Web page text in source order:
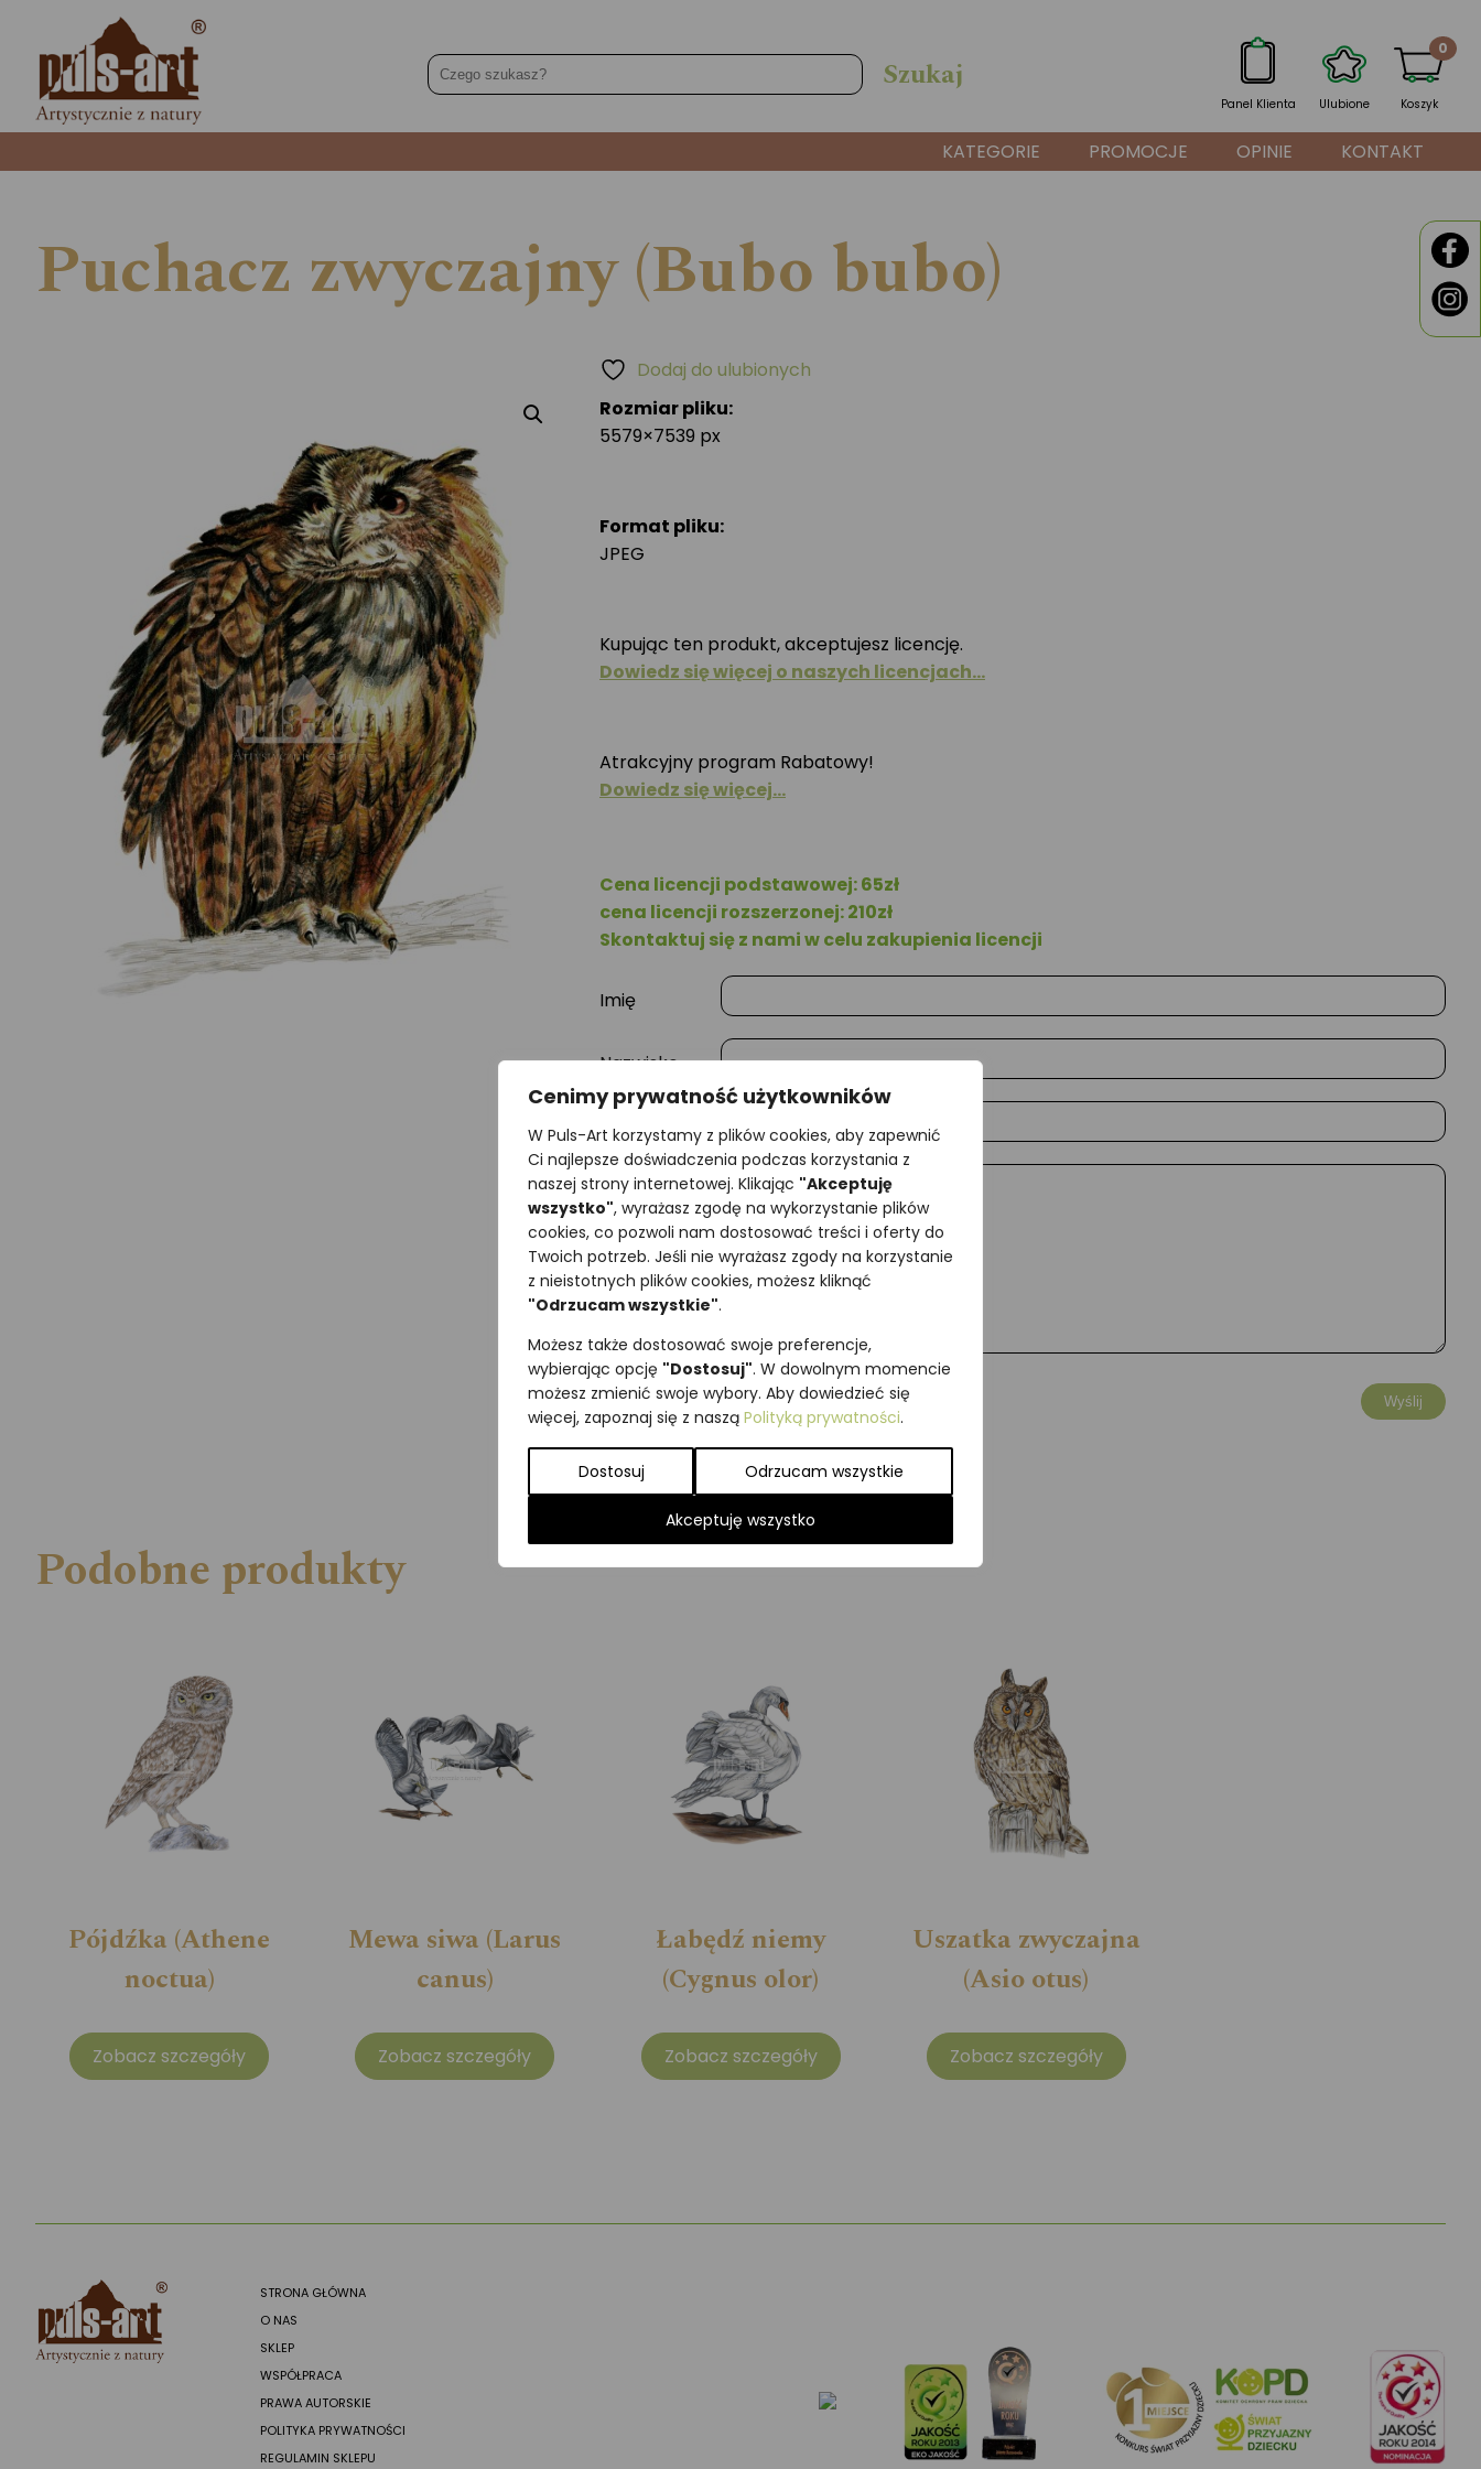
Cenimy prywatność użytkowników
W Puls-Art korzystamy z plików cookies, aby zapewnić
Ci najlepsze doświadczenia podczas korzystania z
naszej strony internetowej. Klikając "Akceptuję
wszystko", wyrażasz zgodę na wykorzystanie plików
cookies, co pozwoli nam dostosować treści i oferty do
Twoich potrzeb. Jeśli nie wyrażasz zgody na korzystanie
z nieistotnych plików cookies, możesz kliknąć
"Odrzucam wszystkie".
Możesz także dostosować swoje preferencje,
wybierając opcję "Dostosuj". W dowolnym momencie
możesz zmienić swoje wybory. Aby dowiedzieć się
więcej, zapoznaj się z naszą Polityką prywatności.
Dostosuj Odrzucam wszystkie
Akceptuję wszystko
Panel Klienta Ulubione Koszyk
0
KATEGORIE PROMOCJE OPINIE KONTAKT
Puchacz zwyczajny (Bubo bubo)
Rozmiar pliku:
5579×7539 px
Format pliku:
JPEG
Kupując ten produkt, akceptujesz licencję.
Dowiedz się więcej o naszych licencjach…
Atrakcyjny program Rabatowy!
Dowiedz się więcej…
Cena licencji podstawowej: 65zł
cena licencji rozszerzonej: 210zł
Skontaktuj się z nami w celu zakupienia licencji
Imię
Nazwisko
E-mail
Wiadomość
Dodaj do ulubionych
Najniższa cena z ostatnich 30 dni:65,00zł
SKU:Brak danych
Kategorie:ILUSTRACJE,Ptaki,Sowy
Podobne produkty
Pójdźka (Athene
noctua)
Zobacz szczegóły
Mewa siwa (Larus
canus)
Zobacz szczegóły
Łabędź niemy
(Cygnus olor)
Zobacz szczegóły
Uszatka zwyczajna
(Asio otus)
Zobacz szczegóły
STRONA GŁÓWNA
O NAS
SKLEP
WSPÓŁPRACA
PRAWA AUTORSKIE
POLITYKA PRYWATNOŚCI
REGULAMIN SKLEPU